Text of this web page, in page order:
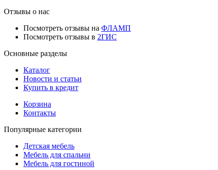
Отзывы о нас
Посмотреть отзывы на ФЛАМП
Посмотреть отзывы в 2ГИС
Основные разделы
Каталог
Новости и статьи
Купить в кредит
Корзина
Контакты
Популярные категории
Детская мебель
Мебель для спальни
Мебель для гостиной